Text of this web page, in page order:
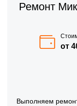
Ремонт
от
Выполняем